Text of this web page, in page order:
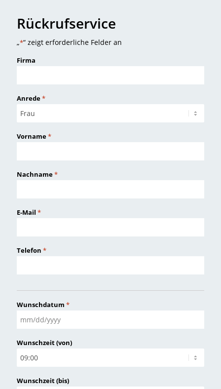
Rückrufservice
„*“ zeigt erforderliche Felder an
Firma
Anrede*
Vorname*
Nachname*
E-Mail *
Telefon *
Wunschdatum *
MM
TT
Schrägstrich
Wunschzeit (von)
Wunschzeit (bis)